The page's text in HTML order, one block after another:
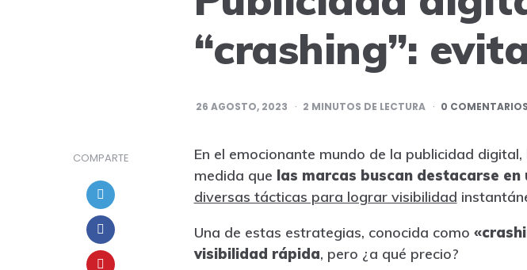
“crashing”:
26 AGOSTO, 2023 2 MINUTOS DE LECTURA 0 COMENTARIOS
COMPARTE
En el emocionante mundo de la publicidad
medida que las marcas buscan destacarse
diversas tácticas para lograr visibilidad
Una de estas estrategias, conocida como
visibilidad rápida, pero ¿a qué precio?